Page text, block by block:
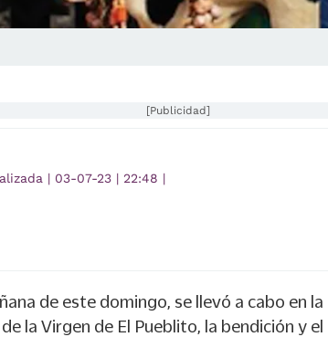
[Publicidad]
| 03-07-23 | 22:48 |
de este domingo, se llevó a cabo en la
la Virgen de El Pueblito, la bendición y el